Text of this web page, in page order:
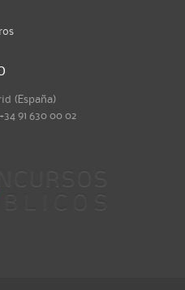
(España)
+34 91 630 00 02